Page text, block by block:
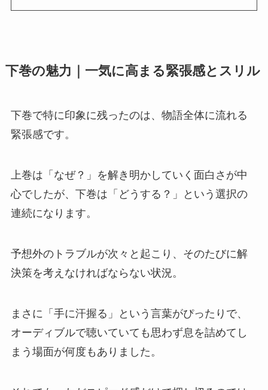
下巻の魅力｜一気に高まる緊張感とスリル
下巻で特に印象に残ったのは、物語全体に流れる
緊張感です。
上巻は「なぜ？」を解き明かしていく面白さが中
心でしたが、下巻は「どうする？」という選択の
連続になります。
予想外のトラブルが次々と起こり、そのたびに解
決策を考えなければならない状況。
まさに「手に汗握る」という言葉がぴったりで、
オーディブルで聴いていても思わず息を詰めてし
まう場面が何度もありました。